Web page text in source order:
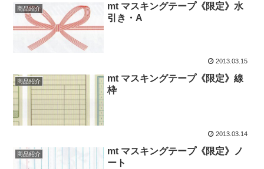
商品紹介
mt マスキングテープ《限定》水
引き・A
2013.03.15
商品紹介
mt マスキングテープ《限定》線
枠
2013.03.14
商品紹介
mt マスキングテープ《限定》ノ
ート